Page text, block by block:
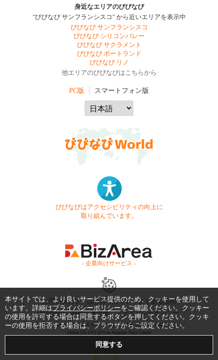
身近なエリアのびびなび
"びびなび サンフランシスコ" から近いエリアを表示中
びびなび サンフランシスコ
びびなび シリコンバレー
びびなび サクラメント
びびなび ポートランド
びびなび リノ
他エリアのびびなびはこちらから
PC版 スマートフォン版
びびなびはアクセシビリティの向上に
取り組んでいます。
- 企業向けサービス -
お問い合わせ はじめてガイド
よくある質問
利用規約
商標・著作権 プライバシーポリシー
Copyright © 1999-2026 Vivid Navigation, Inc. All Rights Reserved.
Server US (42) @ Los Angeles Data Center
本サイトでは、より良いサービス提供のため、クッキーを使用して
います。詳細はプライバシーポリシーをご確認ください。クッキー
の使用を許可する場合は同意するボタンを押してください。クッキ
ーの使用を拒否する場合は、ブラウザからご設定ください。